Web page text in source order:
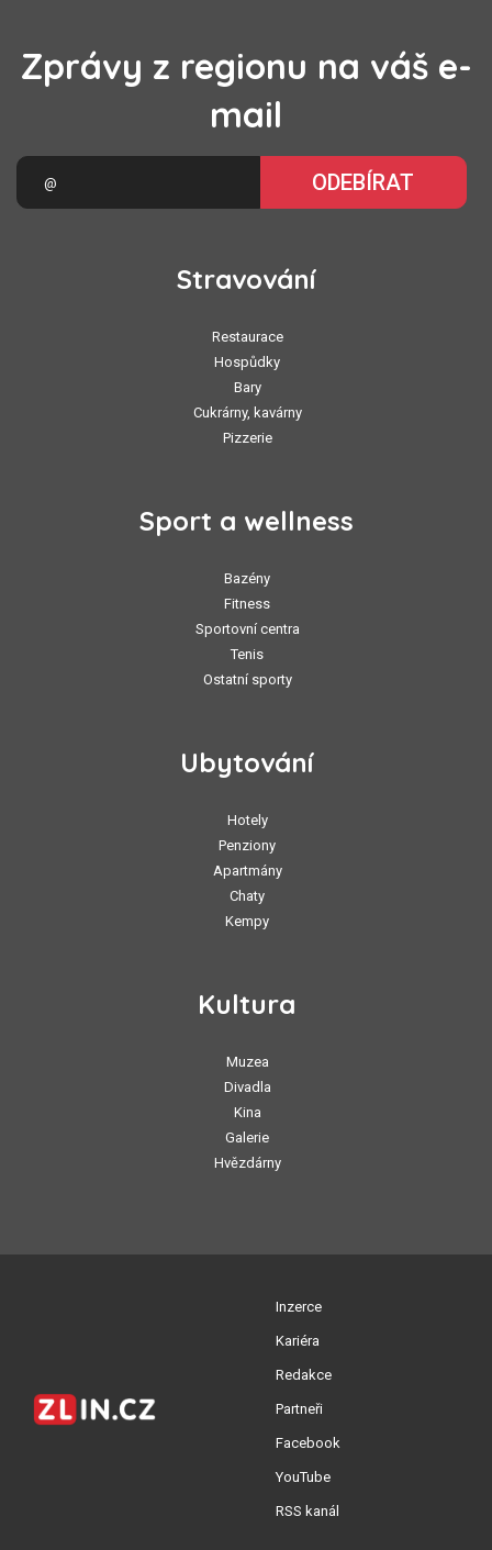
Zprávy z regionu na váš e-
mail
ODEBÍRAT
Stravování
Restaurace
Hospůdky
Bary
Cukrárny, kavárny
Pizzerie
Sport a wellness
Bazény
Fitness
Sportovní centra
Tenis
Ostatní sporty
Ubytování
Hotely
Penziony
Apartmány
Chaty
Kempy
Kultura
Muzea
Divadla
Kina
Galerie
Hvězdárny
Inzerce
Kariéra
Redakce
Partneři
Facebook
YouTube
RSS kanál